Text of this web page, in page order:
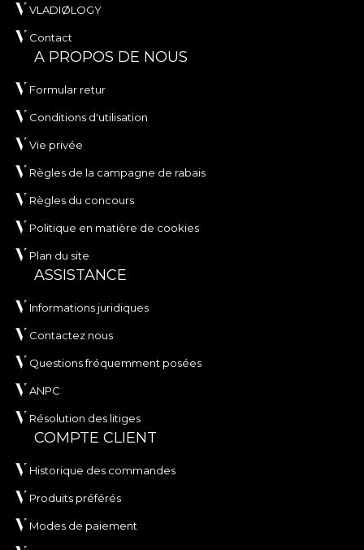
VLADIØLOGY
Contact
A PROPOS DE NOUS
Formular retur
Conditions d'utilisation
Vie privée
Règles de la campagne de rabais
Règles du concours
Politique en matière de cookies
Plan du site
ASSISTANCE
Informations juridiques
Contactez nous
Questions fréquemment posées
ANPC
Résolution des litiges
COMPTE CLIENT
Historique des commandes
Produits préférés
Modes de paiement